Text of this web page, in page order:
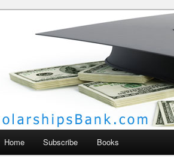
Scholarships Bank
Home Subscribe Books